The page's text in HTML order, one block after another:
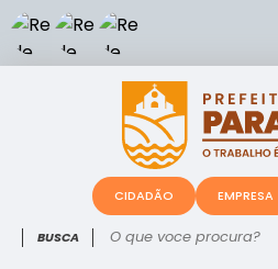
O que voce procura?
CIDADÃO EMPRESA